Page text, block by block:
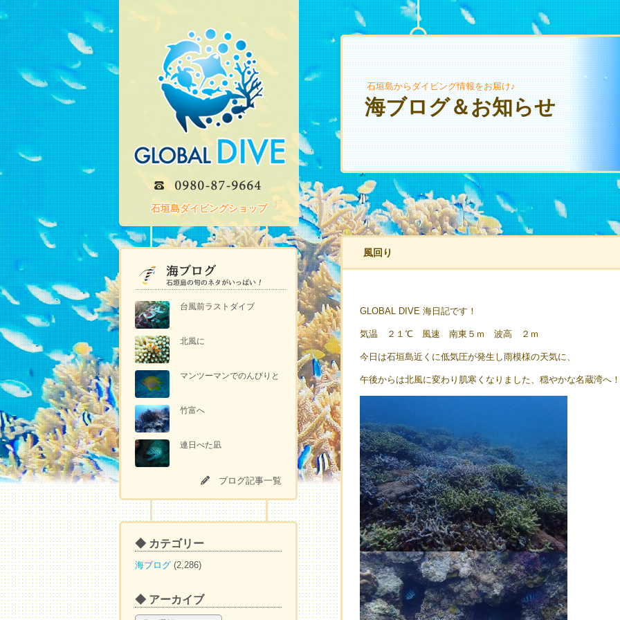
石垣島ダイビングショップ
台風前ラストダイブ
北風に
マンツーマンでのんびりと
竹富へ
連日べた凪
ブログ記事一覧
◆ カテゴリー
海ブログ (2,286)
◆ アーカイブ
石垣島からダイビング情報をお届け♪
海ブログ＆お知らせ
風回り
GLOBAL DIVE 海日記です！
気温 ２１℃ 風速 南東５ｍ 波高 ２ｍ
今日は石垣島近くに低気圧が発生し雨模様の天気に、
午後からは北風に変わり肌寒くなりました、穏やかな名蔵湾へ！